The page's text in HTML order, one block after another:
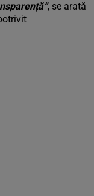
, se arată